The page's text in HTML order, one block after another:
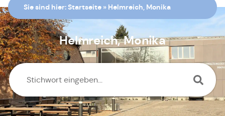
Sie sind hier:Startseite » Helmreich, Monika
Helmreich, Monika